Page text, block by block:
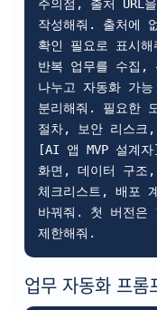
주의점, 출처 URL
작성해줘. 출처에
확인 필요로 표시
반복 업무를 수집,
나누고 자동화 가
분리해줘. 필요한
절차, 보안 리스크
[AI 앱 MVP 설계
화면, 데이터 구
체크리스트, 배포
바꿔줘. 첫 버전은
제한해줘.
업무 자동화 프롬